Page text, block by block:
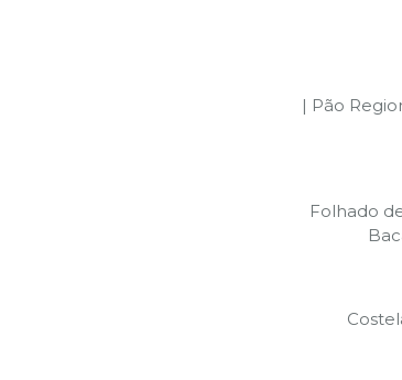
| Pão
Folhado